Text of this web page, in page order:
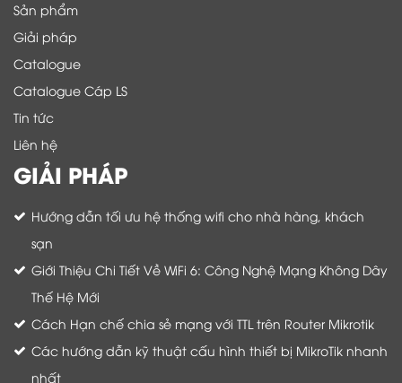
Sản phẩm
Giải pháp
Catalogue
Catalogue Cáp LS
Tin tức
Liên hệ
GIẢI PHÁP
Hướng dẫn tối ưu hệ thống wifi cho nhà hàng, khách
sạn
Giới Thiệu Chi Tiết Về WiFi 6: Công Nghệ Mạng Không Dây
Thế Hệ Mới
Cách Hạn chế chia sẻ mạng với TTL trên Router Mikrotik
Các hướng dẫn kỹ thuật cấu hình thiết bị MikroTik nhanh
nhất